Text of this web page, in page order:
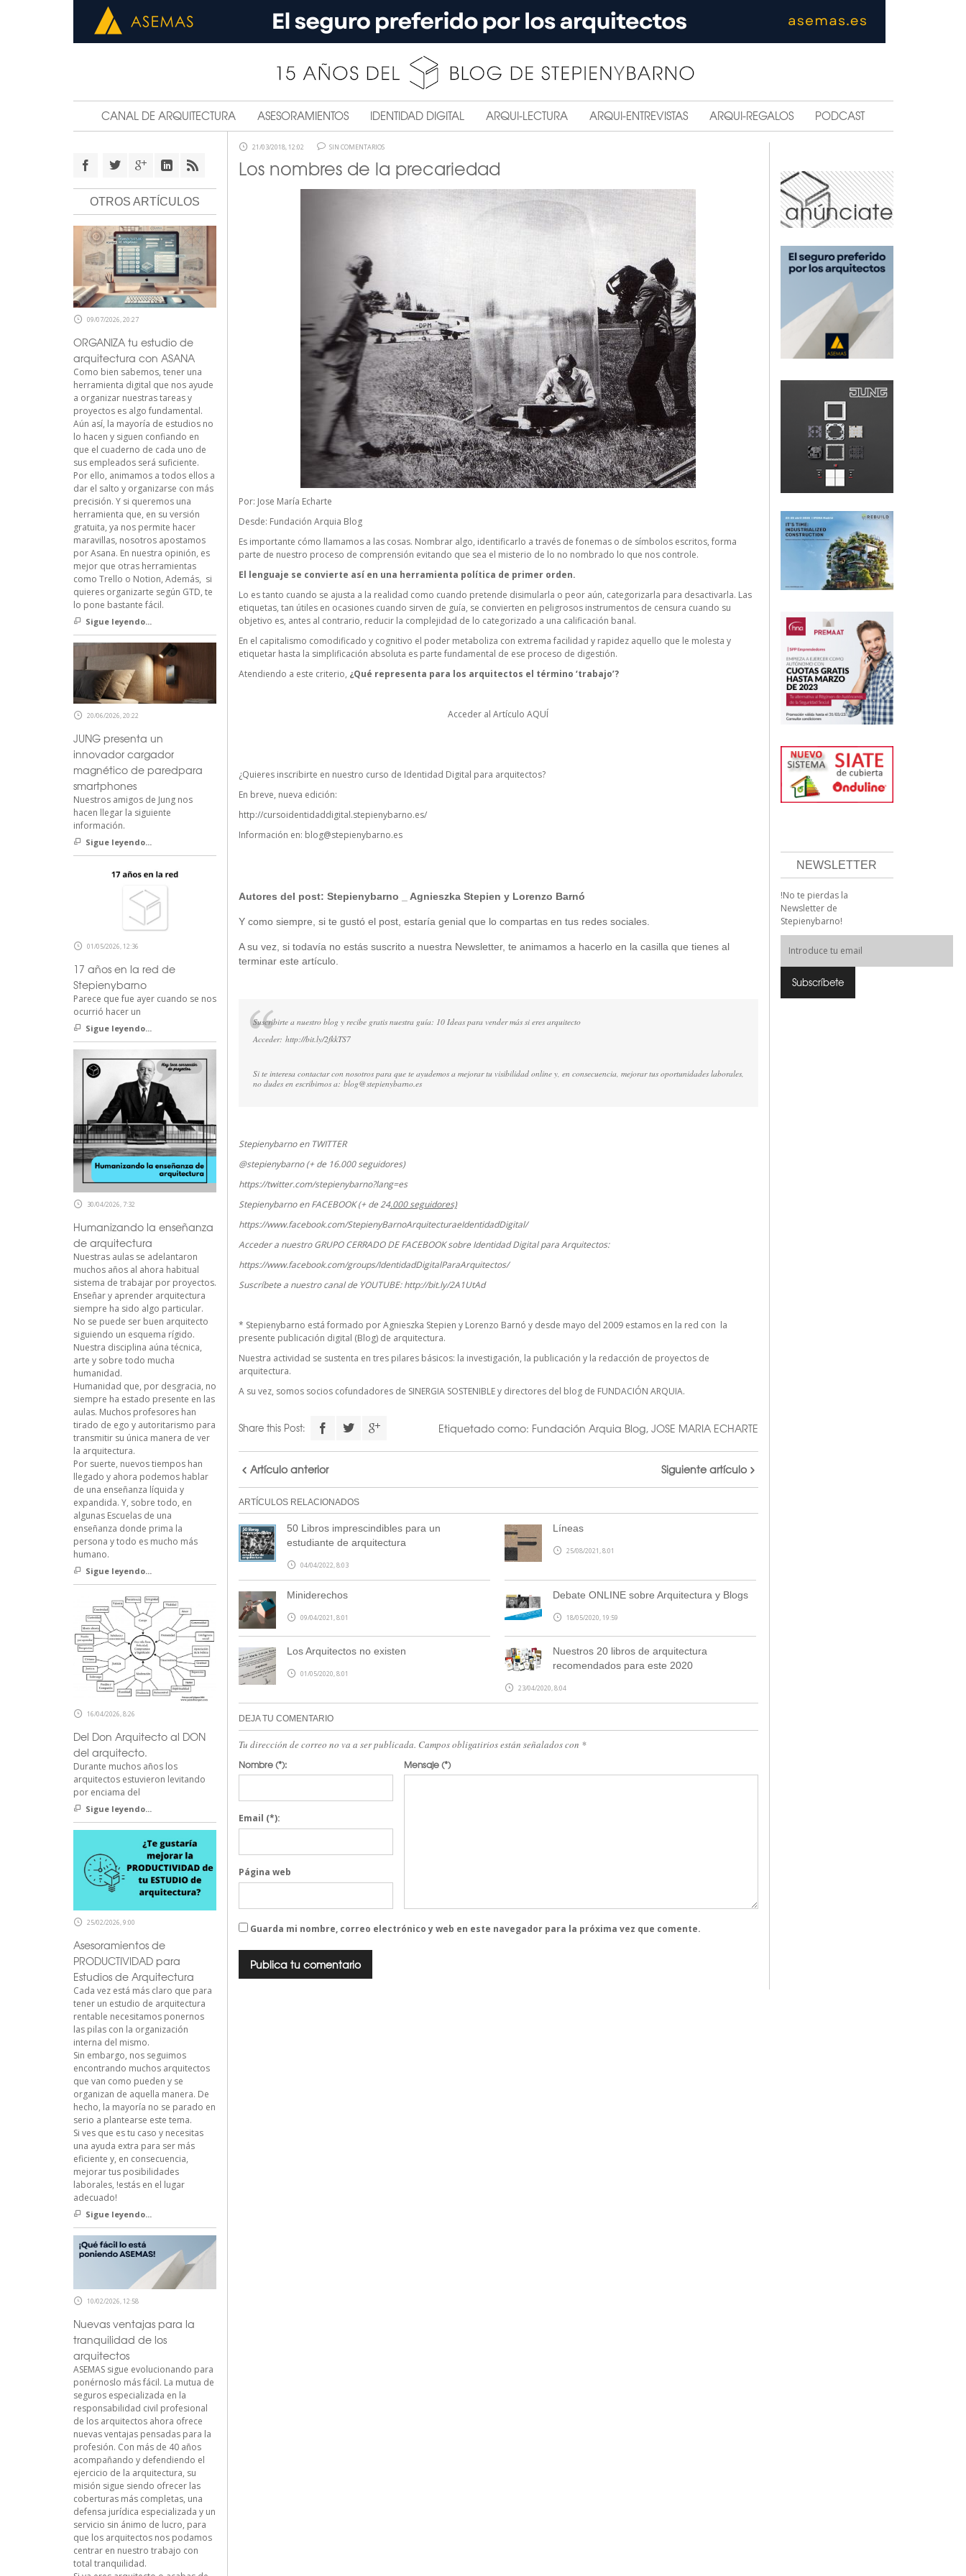
CANAL DE ARQUITECTURA ASESORAMIENTOS IDENTIDAD DIGITAL ARQUI-LECTURA ARQUI-ENTREVISTAS ARQUI-REGALOS PODCAST
21/03/2018, 12:02 SIN COMENTARIOS
Los nombres de la precariedad
Por: Jose María Echarte
Desde: Fundación Arquia Blog
Es importante cómo llamamos a las cosas. Nombrar algo, identificarlo a través de fonemas o de símbolos escritos, forma
parte de nuestro proceso de comprensión evitando que sea el misterio de lo no nombrado lo que nos controle.
El lenguaje se convierte así en una herramienta política de primer orden.
Lo es tanto cuando se ajusta a la realidad como cuando pretende disimularla o peor aún, categorizarla para desactivarla. Las
etiquetas, tan útiles en ocasiones cuando sirven de guía, se convierten en peligrosos instrumentos de censura cuando su
objetivo es, antes al contrario, reducir la complejidad de lo categorizado a una calificación banal.
En el capitalismo comodificado y cognitivo el poder metaboliza con extrema facilidad y rapidez aquello que le molesta y
etiquetar hasta la simplificación absoluta es parte fundamental de ese proceso de digestión.
Atendiendo a este criterio, ¿Qué representa para los arquitectos el término ‘trabajo’?
Acceder al Artículo AQUÍ
¿Quieres inscribirte en nuestro curso de Identidad Digital para arquitectos?
En breve, nueva edición:
http://cursoidentidaddigital.stepienybarno.es/
Información en: blog@stepienybarno.es
Autores del post: Stepienybarno _ Agnieszka Stepien y Lorenzo Barnó
Y como siempre, si te gustó el post, estaría genial que lo compartas en tus redes sociales.
A su vez, si todavía no estás suscrito a nuestra Newsletter, te animamos a hacerlo en la casilla que tienes al
terminar este artículo.
Suscribirte a nuestro blog y recibe gratis nuestra guía: 10 Ideas para vender más si eres arquitecto
Acceder: http://bit.ly/2fkkTS7
Si te interesa contactar con nosotros para que te ayudemos a mejorar tu visibilidad online y, en consecuencia, mejorar tus oportunidades laborales,
no dudes en escribirnos a: blog@stepienybarno.es
Stepienybarno en TWITTER
@stepienybarno (+ de 16.000 seguidores)
https://twitter.com/stepienybarno?lang=es
Stepienybarno en FACEBOOK (+ de 24.000 seguidores)
https://www.facebook.com/StepienyBarnoArquitecturaeIdentidadDigital/
Acceder a nuestro GRUPO CERRADO DE FACEBOOK sobre Identidad Digital para Arquitectos:
https://www.facebook.com/groups/IdentidadDigitalParaArquitectos/
Suscríbete a nuestro canal de YOUTUBE:http://bit.ly/2A1UtAd
* Stepienybarno está formado por Agnieszka Stepien y Lorenzo Barnó y desde mayo del 2009 estamos en la red con la
presente publicación digital (Blog) de arquitectura.
Nuestra actividad se sustenta en tres pilares básicos: la investigación, la publicación y la redacción de proyectos de
arquitectura.
A su vez, somos socios cofundadores de SINERGIA SOSTENIBLEy directores del blog de FUNDACIÓN ARQUIA.
Share this Post: Etiquetado como: Fundación Arquia Blog, JOSE MARIA ECHARTE
Artículo anterior Siguiente artículo
ARTÍCULOS RELACIONADOS
50 Libros imprescindibles para un
estudiante de arquitectura
04/04/2022, 8:03
Líneas
25/08/2021, 8:01
Miniderechos
09/04/2021, 8:01
Debate ONLINE sobre Arquitectura y Blogs
18/05/2020, 19:59
Los Arquitectos no existen
01/05/2020, 8:01
Nuestros 20 libros de arquitectura
recomendados para este 2020
23/04/2020, 8:04
DEJA TU COMENTARIO
Tu dirección de correo no va a ser publicada. Campos obligatirios están señalados con *
Mensaje(*)
Nombre(*):
Email (*):
Página web
Guarda mi nombre, correo electrónico y web en este navegador para la próxima vez que comente.
NEWSLETTER
!No te pierdas la
Newsletter de
Stepienybarno!
OTROS ARTÍCULOS
09/07/2026, 20:27
ORGANIZA tu estudio de
arquitectura con ASANA
Como bien sabemos, tener una
herramienta digital que nos ayude
a organizar nuestras tareas y
proyectos es algo fundamental.
Aún así, la mayoría de estudios no
lo hacen y siguen confiando en
que el cuaderno de cada uno de
sus empleados será suficiente.
Por ello, animamos a todos ellos a
dar el salto y organizarse con más
precisión. Y si queremos una
herramienta que, en su versión
gratuita, ya nos permite hacer
maravillas, nosotros apostamos
por Asana. En nuestra opinión, es
mejor que otras herramientas
como Trello o Notion, Además, si
quieres organizarte según GTD, te
lo pone bastante fácil.
Sigue leyendo...
20/06/2026, 20:22
JUNG presenta un
innovador cargador
magnético de paredpara
smartphones
Nuestros amigos de Jung nos
hacen llegar la siguiente
información.
Sigue leyendo...
01/05/2026, 12:36
17 años en la red de
Stepienybarno
Parece que fue ayer cuando se nos
ocurrió hacer un
Sigue leyendo...
30/04/2026, 7:32
Humanizando la enseñanza
de arquitectura
Nuestras aulas se adelantaron
muchos años al ahora habitual
sistema de trabajar por proyectos.
Enseñar y aprender arquitectura
siempre ha sido algo particular.
No se puede ser buen arquitecto
siguiendo un esquema rígido.
Nuestra disciplina aúna técnica,
arte y sobre todo mucha
humanidad.
Humanidad que, por desgracia, no
siempre ha estado presente en las
aulas. Muchos profesores han
tirado de ego y autoritarismo para
transmitir su única manera de ver
la arquitectura.
Por suerte, nuevos tiempos han
llegado y ahora podemos hablar
de una enseñanza líquida y
expandida. Y, sobre todo, en
algunas Escuelas de una
enseñanza donde prima la
persona y todo es mucho más
humano.
Sigue leyendo...
16/04/2026, 8:26
Del Don Arquitecto al DON
del arquitecto.
Durante muchos años los
arquitectos estuvieron levitando
por enciama del
Sigue leyendo...
25/02/2026, 9:00
Asesoramientos de
PRODUCTIVIDAD para
Estudios de Arquitectura
Cada vez está más claro que para
tener un estudio de arquitectura
rentable necesitamos ponernos
las pilas con la organización
interna del mismo.
Sin embargo, nos seguimos
encontrando muchos arquitectos
que van como pueden y se
organizan de aquella manera. De
hecho, la mayoría no se parado en
serio a plantearse este tema.
Si ves que es tu caso y necesitas
una ayuda extra para ser más
eficiente y, en consecuencia,
mejorar tus posibilidades
laborales, !estás en el lugar
adecuado!
Sigue leyendo...
10/02/2026, 12:58
Nuevas ventajas para la
tranquilidad de los
arquitectos
ASEMAS sigue evolucionando para
ponérnoslo más fácil. La mutua de
seguros especializada en la
responsabilidad civil profesional
de los arquitectos ahora ofrece
nuevas ventajas pensadas para la
profesión. Con más de 40 años
acompañando y defendiendo el
ejercicio de la arquitectura, su
misión sigue siendo ofrecer las
coberturas más completas, una
defensa jurídica especializada y un
servicio sin ánimo de lucro, para
que los arquitectos nos podamos
centrar en nuestro trabajo con
total tranquilidad.